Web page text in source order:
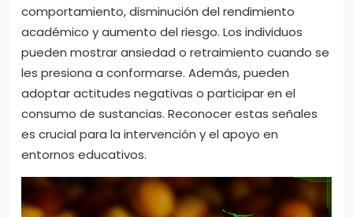
comportamiento, disminución del rendimiento
académico y aumento del riesgo. Los individuos
pueden mostrar ansiedad o retraimiento cuando se
les presiona a conformarse. Además, pueden
adoptar actitudes negativas o participar en el
consumo de sustancias. Reconocer estas señales
es crucial para la intervención y el apoyo en
entornos educativos.